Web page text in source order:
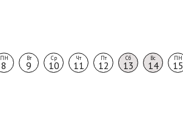
ПН
8
Вт
9
Ср
10
Чт
11
Пт
12
Сб
13
Вс
14
ПН
15